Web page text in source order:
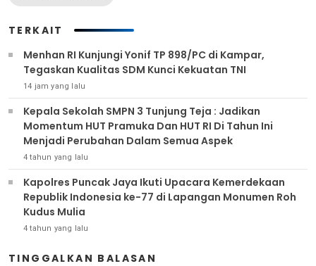
TERKAIT
Menhan RI Kunjungi Yonif TP 898/PC di Kampar,
Tegaskan Kualitas SDM Kunci Kekuatan TNI
14 jam yang lalu
Kepala Sekolah SMPN 3 Tunjung Teja : Jadikan
Momentum HUT Pramuka Dan HUT RI Di Tahun Ini
Menjadi Perubahan Dalam Semua Aspek
4 tahun yang lalu
Kapolres Puncak Jaya Ikuti Upacara Kemerdekaan
Republik Indonesia ke-77 di Lapangan Monumen Roh
Kudus Mulia
4 tahun yang lalu
TINGGALKAN BALASAN